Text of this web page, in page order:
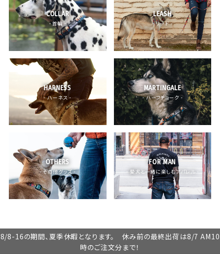
COLLAR
- 首輪 -
LEASH
- リード -
HARNESS
- ハーネス -
MARTINGALE
- ハーフチョーク -
OTHERS
- その他グッズ -
FOR MAN
- 愛犬と一緒に楽しむアパレル -
8/8-16の期間、夏季休暇となります。 休み前の最終出荷は8/7 AM10
時のご注文分まで！